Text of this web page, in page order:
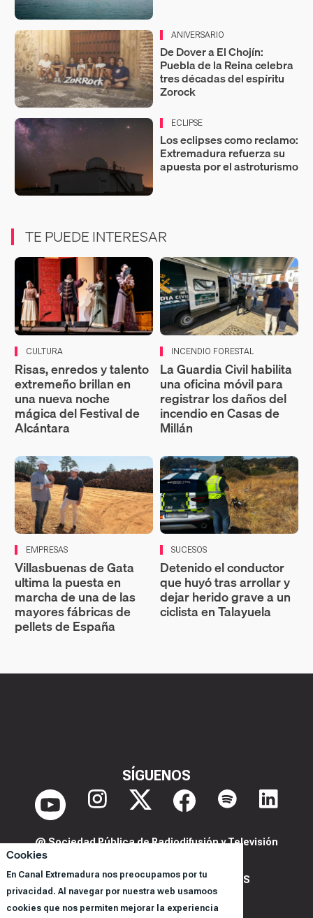
Cookies
En Canal Extremadura nos preocupamos por tu
privacidad. Al navegar por nuestra web usamoos
cookies que nos permiten mejorar la experiencia
ANIVERSARIO
De Dover a El Chojín:
Puebla de la Reina celebra
tres décadas del espíritu
Zorock
ECLIPSE
Los eclipses como reclamo:
Extremadura refuerza su
apuesta por el astroturismo
TE PUEDE INTERESAR
CULTURA
Risas, enredos y talento
extremeño brillan en
una nueva noche
mágica del Festival de
Alcántara
INCENDIO FORESTAL
La Guardia Civil habilita
una oficina móvil para
registrar los daños del
incendio en Casas de
Millán
EMPRESAS
Villasbuenas de Gata
ultima la puesta en
marcha de una de las
mayores fábricas de
pellets de España
SUCESOS
Detenido el conductor
que huyó tras arrollar y
dejar herido grave a un
ciclista en Talayuela
SÍGUENOS
@ Sociedad Pública de Radiodifusión y Televisión
POLITICA DE PRIVACIDAD Y COOKIES